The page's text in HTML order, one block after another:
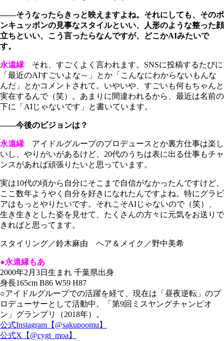
――そうなったらきっと映えますよね。それにしても、そのボ
ンキュッボンの見事なスタイルといい、人形のような整った顔
立ちといい、こう言ったらなんですが、どこかAIみたいで
す。
永遠縁 それ、すごくよく言われます。SNSに投稿するたびに
「最近のAIすごいよな～」とか「こんなにわからないもんな
んだ」とかコメントされて。いやいや、すごいも何もちゃんと
実在するんで（笑）。あまりに間違われるから、最近は名前の
下に「AIじゃないです」と書いています。
――今後のビジョンは？
永遠縁 アイドルグループのプロデュースとか裏方仕事は楽し
いし、やりがいがあるけど、20代のうちは表に出る仕事もチャ
ンスがあれば頑張りたいと思っています。
実は10代の頃から自分にそこまで自信がなかったんですけど、
ここ数年ようやく自分を好きになれたんですよね。特にグラビ
アはもっとやりたいです。それこそAIじゃないので（笑）、
生き生きとした姿を見せて、たくさんの方々に元気をお送りで
きればと思ってます。
スタイリング／鈴木麻由 ヘア＆メイク／野中美希
●永遠縁もあ
2000年2月3日生まれ 千葉県出身
身長165cm B86 W59 H87
○アイドルグループでの活躍を経て、現在は「昼夜逆転」のプ
ロデューサーとして活動中。「第9回ミスヤングチャンピオ
ン」グランプリ（2018年）。
公式Instagram【@sakupoomu】
公式X【@cygt_moa】